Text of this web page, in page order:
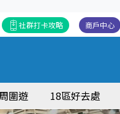
商戶中心
社群打卡攻略
圍遊 18區好去處